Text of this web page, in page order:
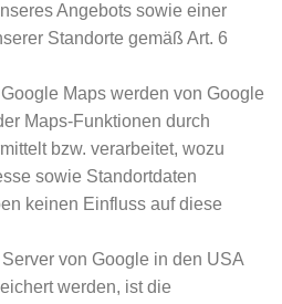
Angebots sowie einer
Standorte gemäß Art. 6
Maps werden von Google
Maps-Funktionen durch
bzw. verarbeitet, wozu
sowie Standortdaten
keinen Einfluss auf diese
von Google in den USA
werden, ist die